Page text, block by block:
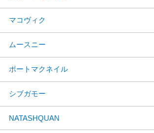
マコヴィク
ムースニー
ポートマクネイル
シブガモー
NATASHQUAN